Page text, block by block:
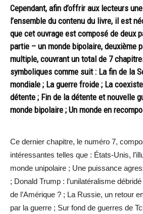
Cependant, afin d’offrir aux lecteurs
l’ensemble du contenu du livre, il est
que cet ouvrage est composé de deux
partie – un monde bipolaire, deuxième
multiple, couvrant un total de 7
symboliques comme suit : La fin de la
mondiale ; La guerre froide ; La
détente ; Fin de la détente et nouvelle
monde bipolaire ; Un monde en
Ce dernier chapitre, le numéro 7,
intéressantes telles que : États-Unis,
monde unipolaire ; Une puissance
; Donald Trump : l’unilatéralisme
de l’Amérique ? ; La Russie, un retour
par la guerre ; Sur fond de guerres de